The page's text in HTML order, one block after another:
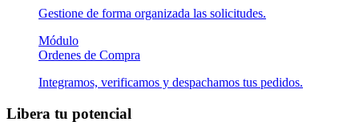
Gestione de forma organizada las solicitudes.
Módulo
Ordenes de Compra
Integramos, verificamos y despachamos tus pedidos.
Libera tu potencial